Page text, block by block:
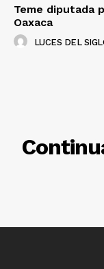
Teme diputada
Oaxaca
LUCES DEL